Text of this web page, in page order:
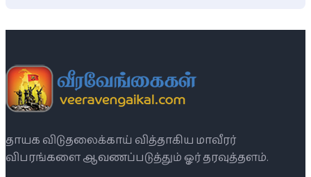
தாயக விடுதலைக்காய் வித்தாகிய மாவீரர்
விபரங்களை ஆவணப்படுத்தும் ஓர் தரவுத்தளம்.